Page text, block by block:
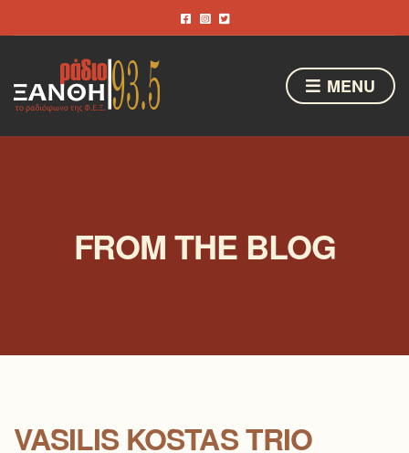
MENU
FROM THE BLOG
VASILIS KOSTAS TRIO